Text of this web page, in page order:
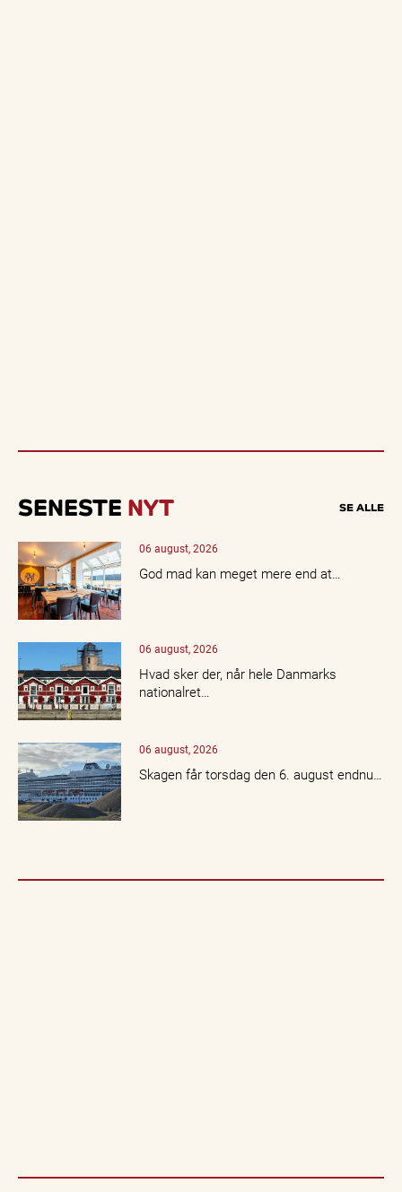
SENESTE NYT SE ALLE
06 august, 2026
God mad kan meget mere end at…
06 august, 2026
Hvad sker der, når hele Danmarks
nationalret…
06 august, 2026
Skagen får torsdag den 6. august endnu…